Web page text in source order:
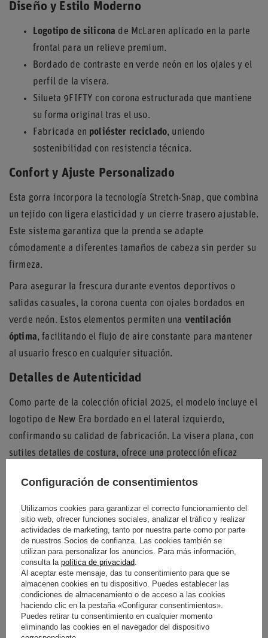
Diseño y Estilo Moderno
Logotipo de silicona de McLaren aplicado en la parte
frontal para un relieve premium.
Bordado de contraste en verde neón en los ojales y el
perfil de la visera.
Silueta 9FIFTY con corona estructurada que mantiene
su forma original tras el uso.
Fabricada en poliéster reciclado, uniendo
sostenibilidad con resistencia técnica.
Confort y Ajuste Personalizado
Esta gorra incorpora la tecnología Stretch-Snap, que combina
un tejido con ligera elasticidad y un cierre trasero ajustable.
Este sistema garantiza que la prenda se adapte
cómodamente a diferentes tamaños de cabeza sin perder su
firmeza.
Para asegurar la frescura durante eventos deportivos o
salidas casuales, la corona cuenta con ojales bordados en
verde neón. Estos elementos permiten una ventilación
óptima, facilitando el flujo de aire constante para mantener
al usuario fresco en cualquier situación.
Detalles de Autenticidad
Como parte de la colección oficial 2025, el modelo incluye el
logotipo de New Era bordado en el lateral izquierdo,
confirmando su calidad de fabricación. La visera plana, con
sutiles detalles de costura, ofrece una protección eficaz
Entidad responsable de
este producto en la UE
New Era Cap
Company
Seguir leyendo
Condición Nuevo
Categoría Gorras de beisbol
Color Negro
Configuración de consentimientos
Utilizamos cookies para garantizar el correcto funcionamiento del
sitio web, ofrecer funciones sociales, analizar el tráfico y realizar
actividades de marketing, tanto por nuestra parte como por parte
de nuestros Socios de confianza. Las cookies también se
utilizan para personalizar los anuncios. Para más información,
consulta la política de privacidad.
Al aceptar este mensaje, das tu consentimiento para que se
almacenen cookies en tu dispositivo. Puedes establecer las
condiciones de almacenamiento o de acceso a las cookies
haciendo clic en la pestaña «Configurar consentimientos».
Puedes retirar tu consentimiento en cualquier momento
eliminando las cookies en el navegador del dispositivo